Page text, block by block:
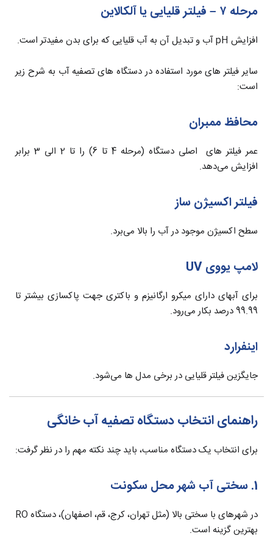
مرحله ۷ – فیلتر قلیایی یا آلکالاین
افزایش pH آب و تبدیل آن به آب قلیایی که برای بدن مفیدتر است.
سایر فیلتر های مورد استفاده در دستگاه های تصفیه آب به شرح زیر
است:
محافظ ممبران
عمر فیلتر های اصلی دستگاه (مرحله 4 تا 6) را تا 2 الی 3 برابر
افزایش می‌دهد.
فیلتر اکسیژن ساز
سطح اکسیژن موجود در آب را بالا می‌برد.
لامپ یووی UV
برای آبهای دارای میکرو ارگانیزم و باکتری جهت پاکسازی بیشتر تا
99.99 درصد بکار می‌رود.
اینفرارد
جایگزین فیلتر قلیایی در برخی مدل ها می‌شود.
راهنمای انتخاب دستگاه تصفیه آب خانگی
برای انتخاب یک دستگاه مناسب، باید چند نکته مهم را در نظر گرفت:
1. سختی آب شهر محل سکونت
در شهرهای با سختی بالا (مثل تهران، کرج، قم، اصفهان)، دستگاه RO
بهترین گزینه است.